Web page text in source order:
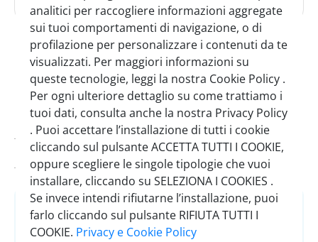
analitici per raccogliere informazioni aggregate
sui tuoi comportamenti di navigazione, o di
profilazione per personalizzare i contenuti da te
visualizzati. Per maggiori informazioni su
queste tecnologie, leggi la nostra Cookie Policy .
Per ogni ulteriore dettaglio su come trattiamo i
tuoi dati, consulta anche la nostra Privacy Policy
. Puoi accettare l’installazione di tutti i cookie
cliccando sul pulsante ACCETTA TUTTI I COOKIE,
oppure scegliere le singole tipologie che vuoi
installare, cliccando su SELEZIONA I COOKIES .
Se invece intendi rifiutarne l’installazione, puoi
farlo cliccando sul pulsante RIFIUTA TUTTI I
COOKIE. Privacy e Cookie Policy
plasmon biscotti cofanetto 720 g
SINGOLO
1 Pezzo
CARTONE
6 Pezzi
Codice: 0096400
Pezzi per cartone: 6
AccedioRegistrati
per vedere il prezzo